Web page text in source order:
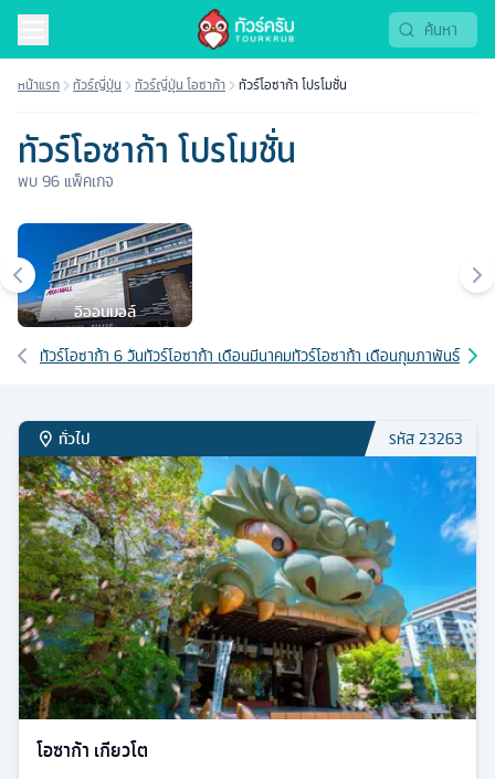
หน้าแรก ทัวร์ญี่ปุ่น ทัวร์ญี่ปุ่น โอซาก้า ทัวร์โอซาก้า โปรโมชั่น
ทัวร์โอซาก้า โปรโมชั่น
พบ96 แพ็คเกจ
เมืองยอดนิยม
อิออนมอล์
เส้นทางที่เกี่ยวข้อง
ทัวร์โอซาก้า 6 วันทัวร์โอซาก้า เดือนมีนาคมทัวร์โอซาก้า เดือนกุมภาพันธ์ ทัว
ทั่วไป รหัส23263
โอซาก้า เกียวโต
ทัวร์โปรโมชั่น 2569 | Tourkrub